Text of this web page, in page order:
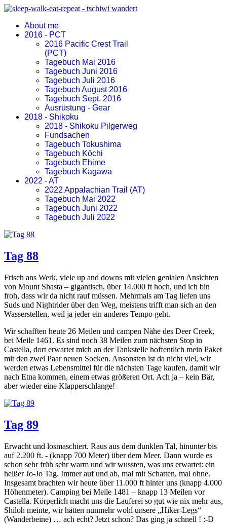
About me
2016 - PCT
2016 Pacific Crest Trail
(PCT)
Tagebuch Mai 2016
Tagebuch Juni 2016
Tagebuch Juli 2016
Tagebuch August 2016
Tagebuch Sept. 2016
Ausrüstung - Gear
2018 - Shikoku
2018 - Shikoku Pilgerweg
Fundsachen
Tagebuch Tokushima
Tagebuch Kōchi
Tagebuch Ehime
Tagebuch Kagawa
2022 - AT
2022 Appalachian Trail (AT)
Tagebuch Mai 2022
Tagebuch Juni 2022
Tagebuch Juli 2022
Tag 88
Frisch ans Werk, viele up and downs mit vielen genialen Ansichten
von Mount Shasta – gigantisch, über 14.000 ft hoch, und ich bin
froh, dass wir da nicht rauf müssen. Mehrmals am Tag liefen uns
Suds und Nightrider über den Weg, meistens trifft man sich an den
Wasserstellen, weil ja jeder ein anderes Tempo geht.
Wir schafften heute 26 Meilen und campen Nähe des Deer Creek,
bei Meile 1461. Es sind noch 38 Meilen zum nächsten Stop in
Castella, dort erwartet mich an der Tankstelle hoffentlich mein Paket
mit den zwei Paar neuen Socken. Ansonsten ist da nicht viel, wir
werden etwas Lebensmittel für die nächsten Tage kaufen, damit wir
nach Etna kommen, einem etwas größeren Ort. Ach ja – kein Bär,
aber wieder eine Klapperschlange!
Tag 89
Erwacht und losmaschiert. Raus aus dem dunklen Tal, hinunter bis
auf 2.200 ft. - (knapp 700 Meter) über dem Meer. Dann wurde es
schon sehr früh sehr warm und wir wussten, was uns erwartet: ein
heißer Jo-Jo Tag. Immer auf und ab, mal mit Schatten, mal ohne.
Insgesamt brachten wir heute über 11.000 ft hinter uns (knapp 4.000
Höhenmeter). Camping bei Meile 1481 – knapp 13 Meilen vor
Castella. Körperlich macht uns die Lauferei so gut wie nix mehr aus,
Shiloh meinte, wir hätten nunmehr wohl unsere „Hiker-Legs“
(Wanderbeine) … ach echt? Jetzt schon? Das ging ja schnell ! :-D